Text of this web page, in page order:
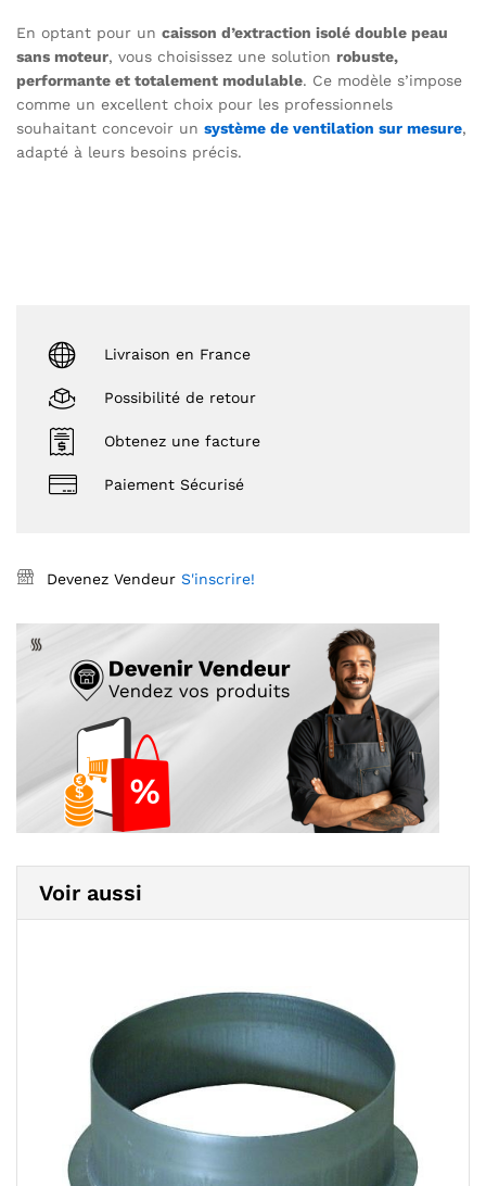
En optant pour un caisson d’extraction isolé double peau
sans moteur, vous choisissez une solution robuste,
performante et totalement modulable. Ce modèle s’impose
comme un excellent choix pour les professionnels
souhaitant concevoir un système de ventilation sur mesure,
adapté à leurs besoins précis.
Livraison en France
Possibilité de retour
Obtenez une facture
Paiement Sécurisé
Devenez Vendeur S'inscrire!
Voir aussi